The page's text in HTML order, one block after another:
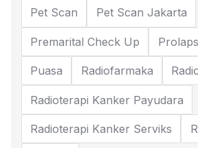
Pet Scan Pet Scan Jakarta
Premarital Check Up
Puasa Radiofarmaka
Radioterapi Kanker Payudara
Radioterapi Kanker Serviks